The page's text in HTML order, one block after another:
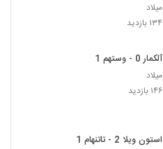
میلاد
۱۳۴ بازدید
آلکمار 0 - وستهم 1
میلاد
۱۴۶ بازدید
استون ویلا 2 - تاتنهام 1